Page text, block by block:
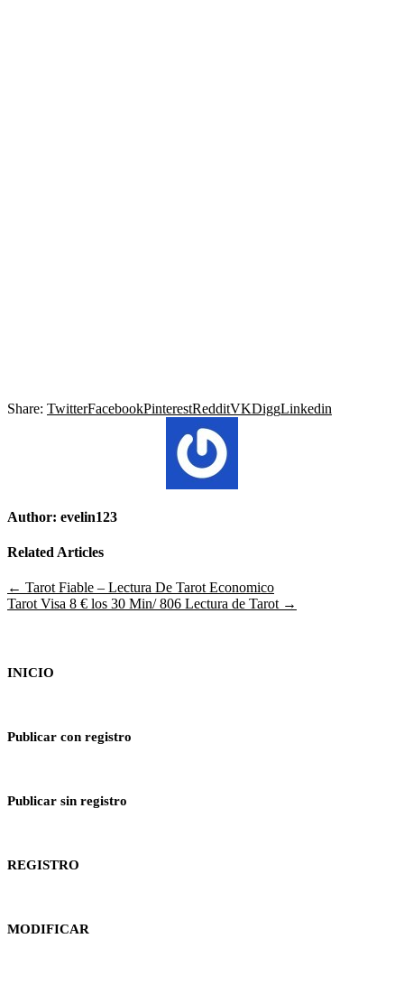
Share: TwitterFacebookPinterestRedditVKDiggLinkedin
Author: evelin123
Related Articles
Navegación
de
← Tarot Fiable – Lectura De Tarot Economico
Tarot Visa 8 € los 30 Min/ 806 Lectura de Tarot →
INICIO
Publicar con registro
Publicar sin registro
REGISTRO
MODIFICAR